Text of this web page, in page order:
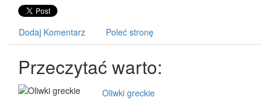
Dodaj Komentarz Poleć stronę
Przeczytać warto:
Oliwki greckie